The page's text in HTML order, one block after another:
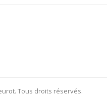
Tous droits réservés.